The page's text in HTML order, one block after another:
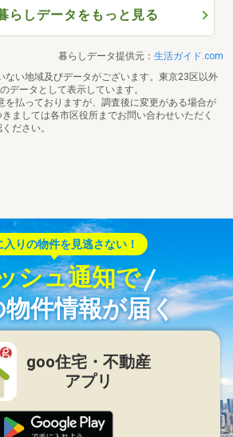
らしデータをもっと見る
暮らしデータ提供元： 生活ガイド.com
ない地域及びデータがございます。東京23区以外
データとして表示しています。
を払っておりますが、調査後に変更がある場合が
ましては各市区役所までお問い合わせいただく
ださい。
入りの物件を見逃さない！
シュ通知で
件情報が届く
goo住宅・不動産
アプリ